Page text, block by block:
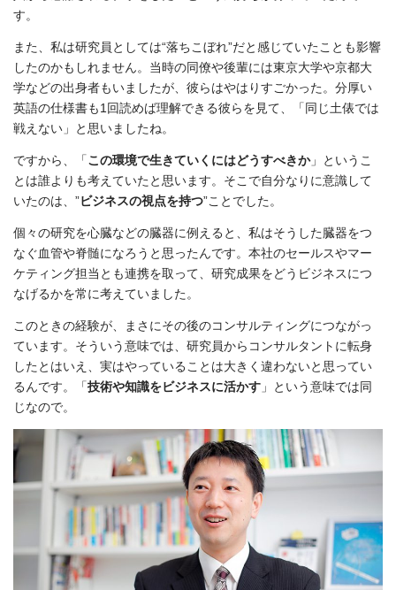
す。
また、私は研究員としては“落ちこぼれ”だと感じていたことも影響
したのかもしれません。当時の同僚や後輩には東京大学や京都大
学などの出身者もいましたが、彼らはやはりすごかった。分厚い
英語の仕様書も1回読めば理解できる彼らを見て、「同じ土俵では
戦えない」と思いましたね。
ですから、「この環境で生きていくにはどうすべきか」というこ
とは誰よりも考えていたと思います。そこで自分なりに意識して
いたのは、”ビジネスの視点を持つ”ことでした。
個々の研究を心臓などの臓器に例えると、私はそうした臓器をつ
なぐ血管や脊髄になろうと思ったんです。本社のセールスやマー
ケティング担当とも連携を取って、研究成果をどうビジネスにつ
なげるかを常に考えていました。
このときの経験が、まさにその後のコンサルティングにつながっ
ています。そういう意味では、研究員からコンサルタントに転身
したとはいえ、実はやっていることは大きく違わないと思ってい
るんです。「技術や知識をビジネスに活かす 」という意味では同
じなので。